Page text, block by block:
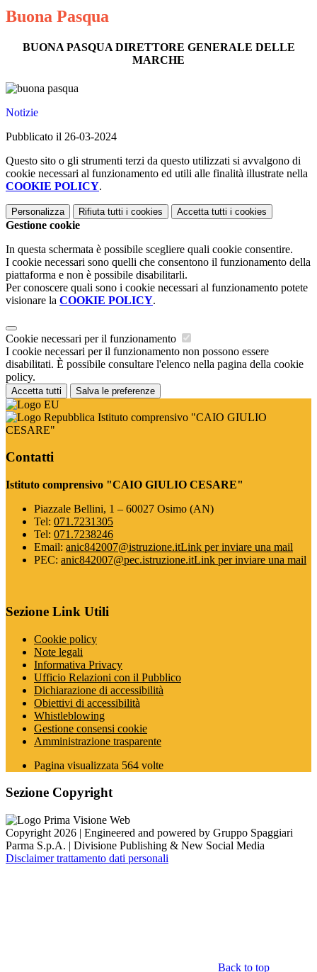
Buona Pasqua
BUONA PASQUA DIRETTORE GENERALE DELLE
MARCHE
Notizie
Pubblicato il 26-03-2024
Questo sito o gli strumenti terzi da questo utilizzati si avvalgono di
cookie necessari al funzionamento ed utili alle finalità illustrate nella
COOKIE POLICY.
Personalizza Rifiuta tutti i cookies Accetta tutti i cookies
Gestione cookie
In questa schermata è possibile scegliere quali cookie consentire.
I cookie necessari sono quelli che consentono il funzionamento della
piattaforma e non è possibile disabilitarli.
Per conoscere quali sono i cookie necessari al funzionamento potete
visionare la COOKIE POLICY.
Cookie necessari per il funzionamento
I cookie necessari per il funzionamento non possono essere
disabilitati. È possibile consultare l'elenco nella pagina della cookie
policy.
Accetta tutti Salva le preferenze
Istituto comprensivo "CAIO GIULIO
CESARE"
Contatti
Istituto comprensivo "CAIO GIULIO CESARE"
Piazzale Bellini, 1 – 60027 Osimo (AN)
Tel: 071.7231305
Tel: 071.7238246
Email: anic842007@istruzione.itLink per inviare una mail
PEC: anic842007@pec.istruzione.itLink per inviare una mail
Sezione Link Utili
Cookie policy
Note legali
Informativa Privacy
Ufficio Relazioni con il Pubblico
Dichiarazione di accessibilità
Obiettivi di accessibilità
Whistleblowing
Gestione consensi cookie
Amministrazione trasparente
Pagina visualizzata 564 volte
Sezione Copyright
Copyright 2026 | Engineered and powered by Gruppo Spaggiari
Parma S.p.A. | Divisione Publishing & New Social Media
Disclaimer trattamento dati personali
Back to top